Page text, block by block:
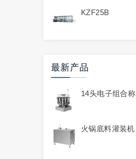
KZF25B
最新产品
14头电子组合称
火锅底料灌装机